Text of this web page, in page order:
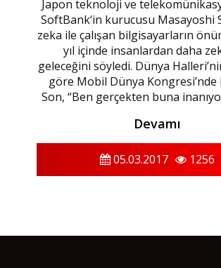
Japon teknoloji ve
SoftBank‘in kurucusu Masayoshi
zeka ile çalışan bilgisayarların
yıl içinde insanlardan daha
geleceğini söyledi. Dünya
göre Mobil Dünya
Son, “Ben gerçekten buna
Devamı
05.03.2017 1256